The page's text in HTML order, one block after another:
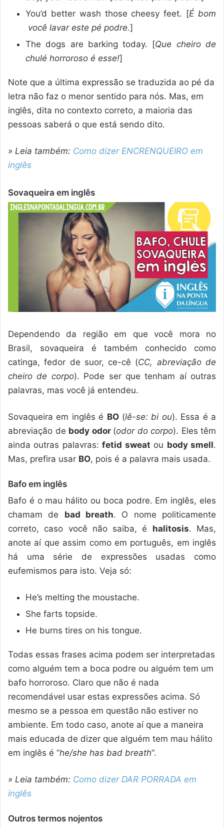
You’d better wash those cheesy feet. [É bom
você lavar este pé podre.]
The dogs are barking today. [Que cheiro de
chulé horroroso é esse!]
Note que a última expressão se traduzida ao pé da
letra não faz o menor sentido para nós. Mas, em
inglês, dita no contexto correto, a maioria das
pessoas saberá o que está sendo dito.
» Leia também: Como dizer ENCRENQUEIRO em
inglês
Sovaqueira em inglês
Dependendo da região em que você mora no
Brasil, sovaqueira é também conhecido como
catinga, fedor de suor, ce-cê (CC, abreviação de
cheiro de corpo). Pode ser que tenham aí outras
palavras, mas você já entendeu.
Sovaqueira em inglês é BO(lê-se: bi ou). Essa é a
abreviação de body odor (odor do corpo). Eles têm
ainda outras palavras:fetid sweat ou body smell.
Mas, prefira usar BO, pois é a palavra mais usada.
Bafo em inglês
Bafo é o mau hálito ou boca podre. Em inglês, eles
chamam de bad breath. O nome politicamente
correto, caso você não saiba, é halitosis. Mas,
anote aí que assim como em português, em inglês
há uma série de expressões usadas como
eufemismos para isto. Veja só:
He’s melting the moustache.
She farts topside.
He burns tires on his tongue.
Todas essas frases acima podem ser interpretadas
como alguém tem a boca podre ou alguém tem um
bafo horroroso. Claro que não é nada
recomendável usar estas expressões acima. Só
mesmo se a pessoa em questão não estiver no
ambiente. Em todo caso, anote aí que a maneira
mais educada de dizer que alguém tem mau hálito
em inglês é “he/she has bad breath“.
» Leia também: Como dizer DAR PORRADA em
inglês
Outros termos nojentos